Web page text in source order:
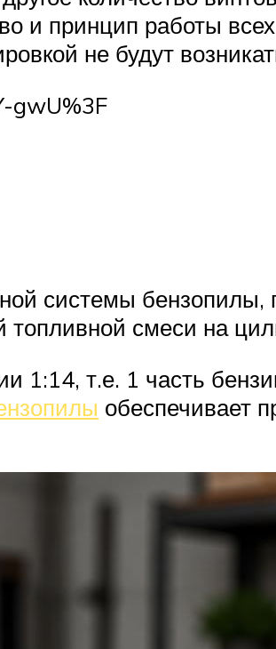
и принцип работы
не будут
gwU%3F
системы бензопилы,
смеси на
1:14, т.е. 1 часть
обеспечивает